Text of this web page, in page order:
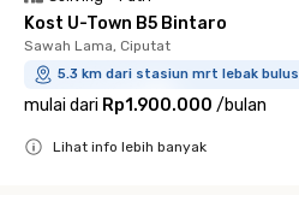
Kost U-Town B5 Bintaro
Sawah Lama, Ciputat
5.3 km dari stasiun mrt lebak bulus
mulai dari Rp1.900.000 /bulan
Lihat info lebih banyak